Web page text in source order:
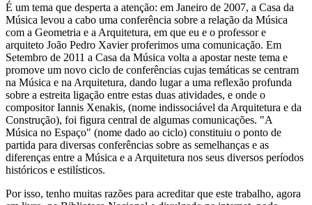
É um tema que desperta a atenção: em Janeiro de 2007, a Casa da
Música levou a cabo uma conferência sobre a relação da Música
com a Geometria e a Arquitetura, em que eu e o professor e
arquiteto João Pedro Xavier proferimos uma comunicação. Em
Setembro de 2011 a Casa da Música volta a apostar neste tema e
promove um novo ciclo de conferências cujas temáticas se centram
na Música e na Arquitetura, dando lugar a uma reflexão profunda
sobre a estreita ligação entre estas duas atividades, e onde o
compositor Iannis Xenakis, (nome indissociável da Arquitetura e da
Construção), foi figura central de algumas comunicações. "A
Música no Espaço" (nome dado ao ciclo) constituiu o ponto de
partida para diversas conferências sobre as semelhanças e as
diferenças entre a Música e a Arquitetura nos seus diversos períodos
históricos e estilísticos.
Por isso, tenho muitas razões para acreditar que este trabalho, agora